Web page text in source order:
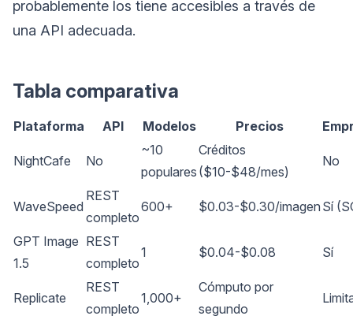
probablemente los tiene accesibles a través de
una API adecuada.
Tabla comparativa
Plataforma API Modelos Precios
NightCafe No
~10
populares
Créditos
($10-$48/mes)
No
WaveSpeed
REST
completo
600+ $0.03-$0.30/imagen Sí
GPT Image
1.5
REST
completo
1 $0.04-$0.08 Sí
Replicate
REST
completo
1,000+
Cómputo por
segundo